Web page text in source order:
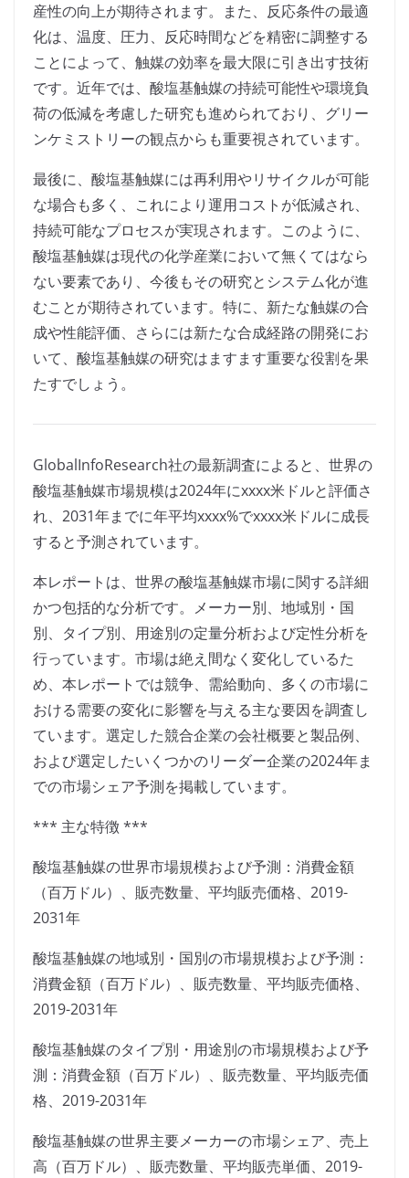
産性の向上が期待されます。また、反応条件の最適
化は、温度、圧力、反応時間などを精密に調整する
ことによって、触媒の効率を最大限に引き出す技術
です。近年では、酸塩基触媒の持続可能性や環境負
荷の低減を考慮した研究も進められており、グリー
ンケミストリーの観点からも重要視されています。
最後に、酸塩基触媒には再利用やリサイクルが可能
な場合も多く、これにより運用コストが低減され、
持続可能なプロセスが実現されます。このように、
酸塩基触媒は現代の化学産業において無くてはなら
ない要素であり、今後もその研究とシステム化が進
むことが期待されています。特に、新たな触媒の合
成や性能評価、さらには新たな合成経路の開発にお
いて、酸塩基触媒の研究はますます重要な役割を果
たすでしょう。
GlobalInfoResearch社の最新調査によると、世界の
酸塩基触媒市場規模は2024年にxxxx米ドルと評価さ
れ、2031年までに年平均xxxx%でxxxx米ドルに成長
すると予測されています。
本レポートは、世界の酸塩基触媒市場に関する詳細
かつ包括的な分析です。メーカー別、地域別・国
別、タイプ別、用途別の定量分析および定性分析を
行っています。市場は絶え間なく変化しているた
め、本レポートでは競争、需給動向、多くの市場に
おける需要の変化に影響を与える主な要因を調査し
ています。選定した競合企業の会社概要と製品例、
および選定したいくつかのリーダー企業の2024年ま
での市場シェア予測を掲載しています。
*** 主な特徴 ***
酸塩基触媒の世界市場規模および予測：消費金額
（百万ドル）、販売数量、平均販売価格、2019-
2031年
酸塩基触媒の地域別・国別の市場規模および予測：
消費金額（百万ドル）、販売数量、平均販売価格、
2019-2031年
酸塩基触媒のタイプ別・用途別の市場規模および予
測：消費金額（百万ドル）、販売数量、平均販売価
格、2019-2031年
酸塩基触媒の世界主要メーカーの市場シェア、売上
高（百万ドル）、販売数量、平均販売単価、2019-